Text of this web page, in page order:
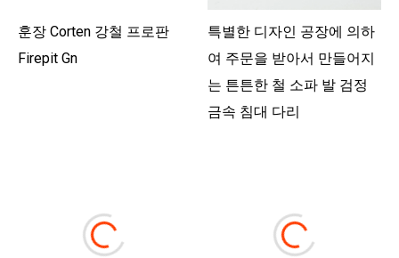
훈장 Corten 강철 프로판
Firepit Gn
특별한 디자인 공장에 의하
여 주문을 받아서 만들어지
는 튼튼한 철 소파 발 검정
금속 침대 다리